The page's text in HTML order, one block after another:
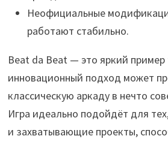
Неофициальные
работают стабильно.
Beat da Beat — это яркий пример
инновационный подход может
классическую аркаду в нечто
Игра идеально подойдёт для
и захватывающие проекты,